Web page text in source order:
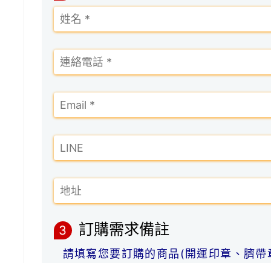
3 訂購需求備註
請填寫您要訂購的商品(開運印章、臍